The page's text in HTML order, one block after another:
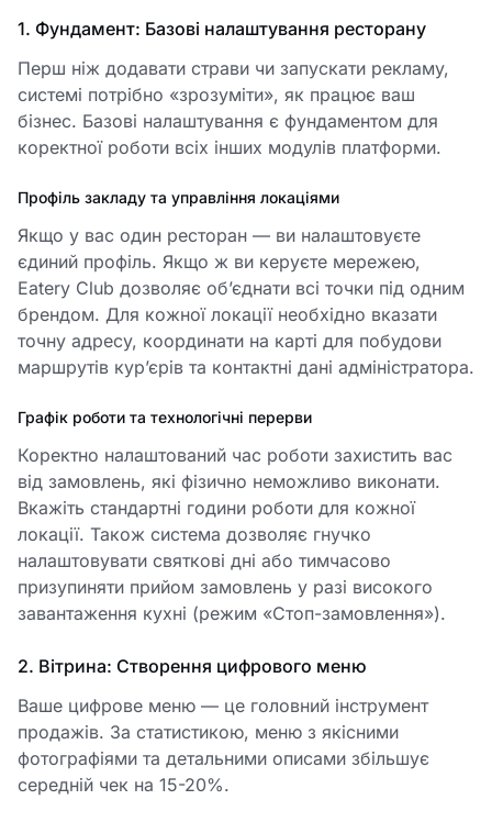
1. Фундамент: Базові налаштування ресторану
Перш ніж додавати страви чи запускати рекламу,
системі потрібно «зрозуміти», як працює ваш
бізнес. Базові налаштування є фундаментом для
коректної роботи всіх інших модулів платформи.
Профіль закладу та управління локаціями
Якщо у вас один ресторан — ви налаштовуєте
єдиний профіль. Якщо ж ви керуєте мережею,
Eatery Club дозволяє об’єднати всі точки під одним
брендом. Для кожної локації необхідно вказати
точну адресу, координати на карті для побудови
маршрутів кур’єрів та контактні дані адміністратора.
Графік роботи та технологічні перерви
Коректно налаштований час роботи захистить вас
від замовлень, які фізично неможливо виконати.
Вкажіть стандартні години роботи для кожної
локації. Також система дозволяє гнучко
налаштовувати святкові дні або тимчасово
призупиняти прийом замовлень у разі високого
завантаження кухні (режим «Стоп-замовлення»).
2. Вітрина: Створення цифрового меню
Ваше цифрове меню — це головний інструмент
продажів. За статистикою, меню з якісними
фотографіями та детальними описами збільшує
середній чек на 15-20%.